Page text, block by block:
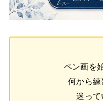
ペン画を
何から
迷って